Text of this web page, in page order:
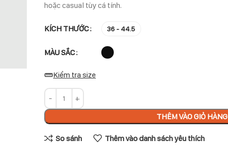
hoặc casual tùy cá tính.
KÍCH THƯỚC 36 - 44.5
MÀU SẮC
Kiểm tra size
THÊM VÀO GIỎ HÀNG
So sánh Thêm vào danh sách yêu thích